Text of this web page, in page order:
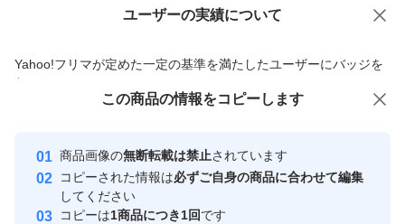
ユーザーの実績について
Yahoo!フリマが定めた一定の基準を満たしたユーザーにバッジを
付与しています
安心取引出品者
心・安全なユーザーです
取引実績
価格の相談 商品への質問
この商品の情報をコピーします
商品画像の無断転載は禁止されています
コピーされた情報は必ずご自身の商品に合わせて編集
してください
コピーは1商品につき1回です
この商品をみている人にオススメ